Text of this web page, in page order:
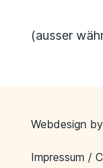
(ausser
Webdesign by
Impressum /